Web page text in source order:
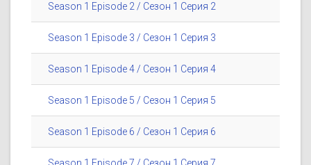
Season 1 Episode 2 / Сезон 1 Серия 2
Season 1 Episode 3 / Сезон 1 Серия 3
Season 1 Episode 4 / Сезон 1 Серия 4
Season 1 Episode 5 / Сезон 1 Серия 5
Season 1 Episode 6 / Сезон 1 Серия 6